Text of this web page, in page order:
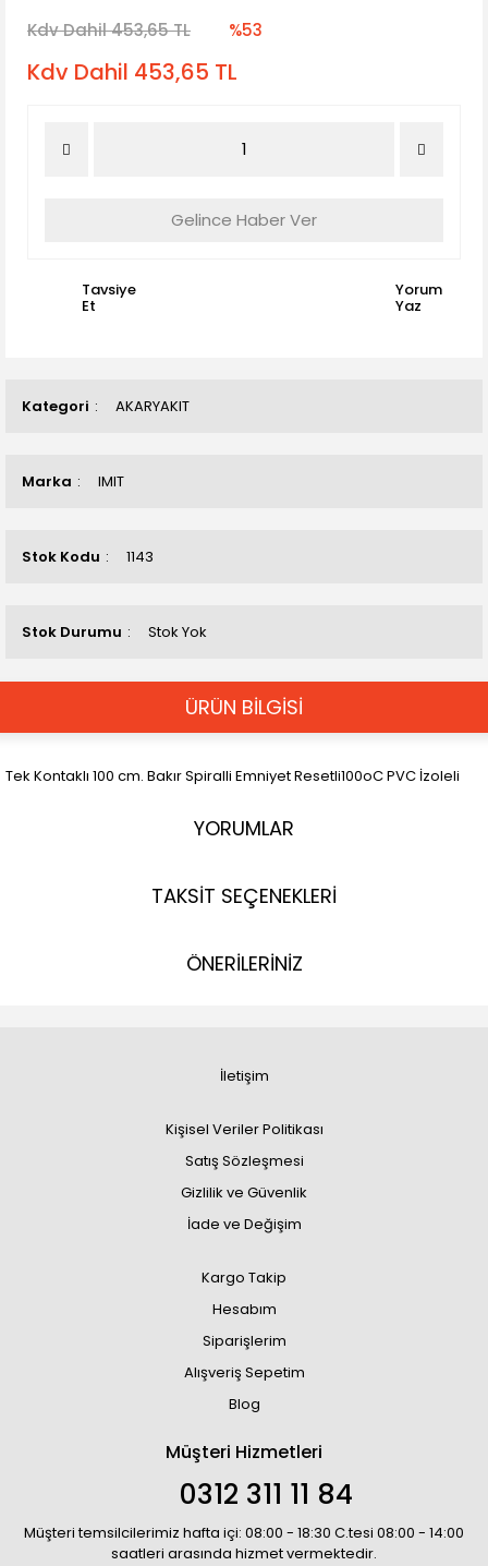
Kategori AKARYAKIT
Marka IMIT
Stok Kodu 1143
Stok Durumu Stok Yok
Kdv Dahil 453,65 TL %53
Kdv Dahil 453,65 TL
Gelince Haber Ver
Tavsiye
Et
Yorum
Yaz
ÜRÜN BİLGİSİ
Tek Kontaklı 100 cm. Bakır Spiralli Emniyet Resetli100oC PVC İzoleli
YORUMLAR
TAKSİT SEÇENEKLERİ
ÖNERİLERİNİZ
İletişim
Kişisel Veriler Politikası
Satış Sözleşmesi
Gizlilik ve Güvenlik
İade ve Değişim
Kargo Takip
Hesabım
Siparişlerim
Alışveriş Sepetim
Blog
Müşteri Hizmetleri
0312 311 11 84
Müşteri temsilcilerimiz hafta içi: 08:00 - 18:30 C.tesi 08:00 - 14:00
saatleri arasında hizmet vermektedir.